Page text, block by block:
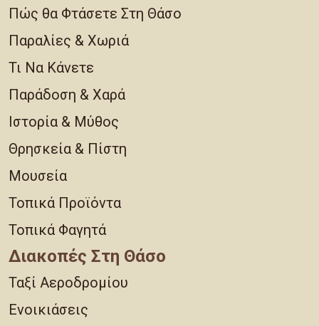
Πώς θα Φτάσετε Στη Θάσο
Παραλίες & Χωριά
Τι Να Κάνετε
Παράδοση & Χαρά
Ιστορία & Μύθος
Θρησκεία & Πίστη
Μουσεία
Τοπικά Προϊόντα
Τοπικά Φαγητά
Διακοπές Στη Θάσο
Ταξί Αεροδρομίου
Ενοικιάσεις